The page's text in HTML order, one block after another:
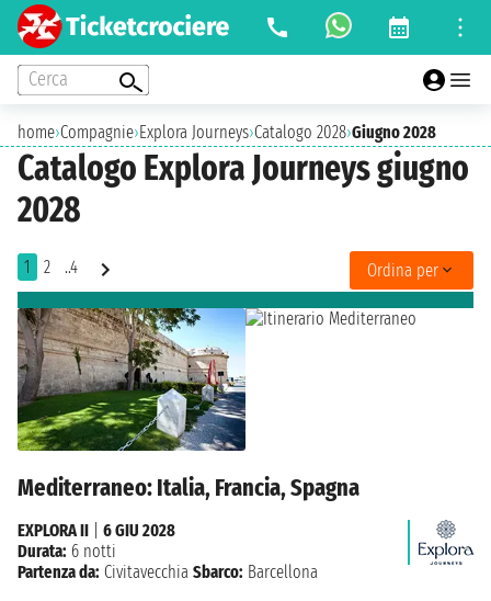
Cerca
home›Compagnie›Explora Journeys›Catalogo 2028›Giugno 2028
Catalogo Explora Journeys giugno
2028
1 2 ..4 Ordina per
Mediterraneo: Italia, Francia, Spagna
EXPLORA II
6 GIU 2028
Durata: 6 notti
Partenza da: Civitavecchia Sbarco: Barcellona